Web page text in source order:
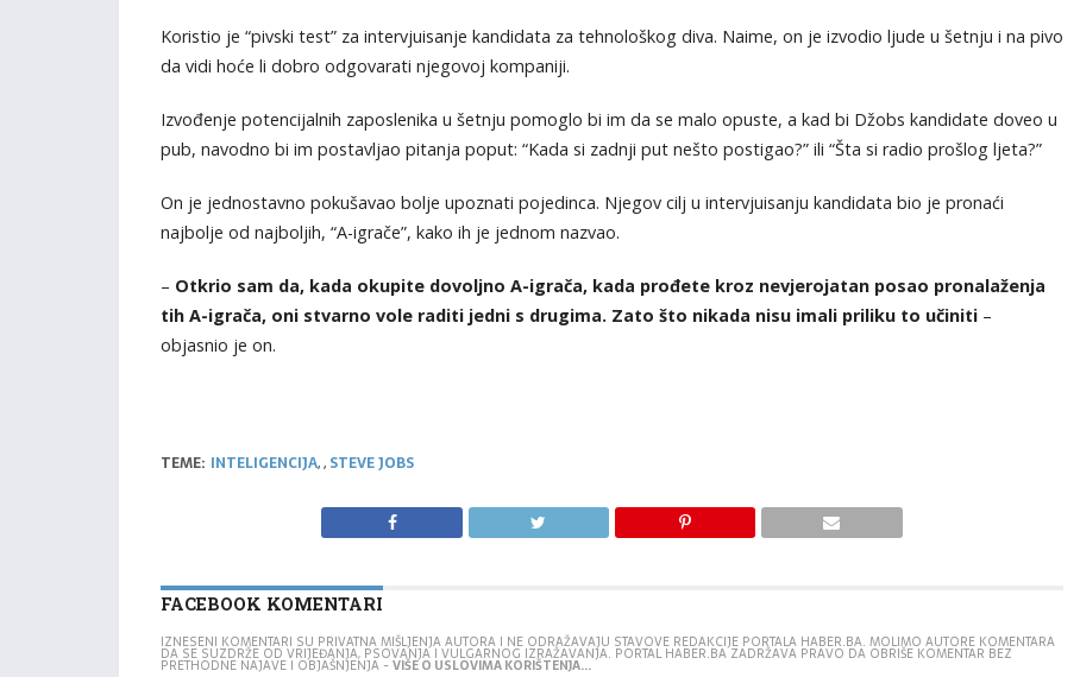
Koristio je “pivski test” za intervjuisanje kandidata za tehnološkog diva. Naime, on je izvodio ljude u šetnju i na pivo
da vidi hoće li dobro odgovarati njegovoj kompaniji.
Izvođenje potencijalnih zaposlenika u šetnju pomoglo bi im da se malo opuste, a kad bi Džobs kandidate doveo u
pub, navodno bi im postavljao pitanja poput: “Kada si zadnji put nešto postigao?” ili “Šta si radio prošlog ljeta?”
On je jednostavno pokušavao bolje upoznati pojedinca. Njegov cilj u intervjuisanju kandidata bio je pronaći
najbolje od najboljih, “A-igrače”, kako ih je jednom nazvao.
– Otkrio sam da, kada okupite dovoljno A-igrača, kada prođete kroz nevjerojatan posao pronalaženja
tih A-igrača, oni stvarno vole raditi jedni s drugima. Zato što nikada nisu imali priliku to učiniti –
objasnio je on.
TEME: INTELIGENCIJA,, STEVE JOBS
FACEBOOK KOMENTARI
IZNESENI KOMENTARI SU PRIVATNA MIŠLJENJA AUTORA I NE ODRAŽAVAJU STAVOVE REDAKCIJE PORTALA HABER.BA. MOLIMO AUTORE KOMENTARA
DA SE SUZDRŽE OD VRIJEĐANJA, PSOVANJA I VULGARNOG IZRAŽAVANJA. PORTAL HABER.BA ZADRŽAVA PRAVO DA OBRIŠE KOMENTAR BEZ
PRETHODNE NAJAVE I OBJAŠNJENJA -VIŠE O USLOVIMA KORIŠTENJA...